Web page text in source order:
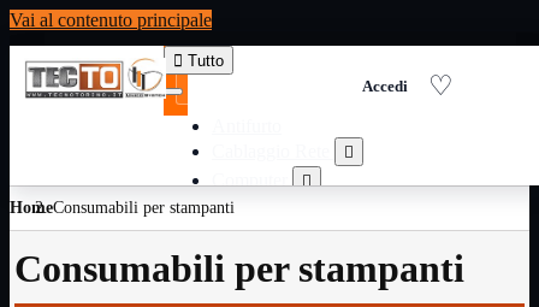
Vai al contenuto principale
 Tutto


Consumabili per stampanti
Domotica
Elettricita 
Informatica
HomeConsumabili per stampanti
Consumabili per stampanti